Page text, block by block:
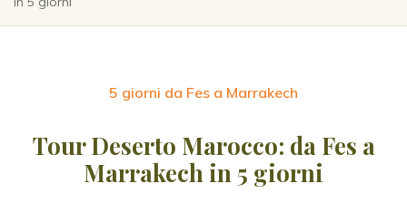
5 giorni da Fes a Marrakech
Tour Deserto Marocco: da Fes a
Marrakech in 5 giorni